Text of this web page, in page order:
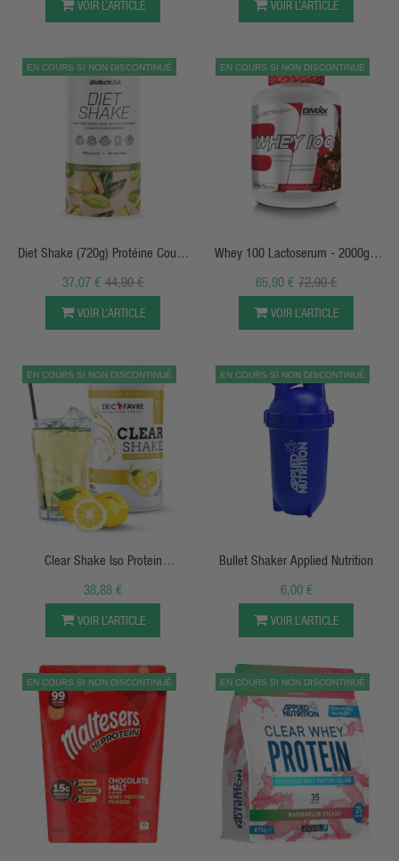
VOIR L’ARTICLE VOIR L’ARTICLE
EN COURS SI NON DISCONTINUÉ
APERÇU RAPIDE
Diet Shake (720g) Protéine Coupe
Faim - BiotechUSA
44,90 €
37,07 €
VOIR L’ARTICLE
EN COURS SI NON DISCONTINUÉ
APERÇU RAPIDE
Whey 100 Lactoserum - 2000g -
BMXX SportsNutrition
72,90 €
65,90 €
VOIR L’ARTICLE
EN COURS SI NON DISCONTINUÉ
APERÇU RAPIDE
Clear Shake Iso Protein
Lacprodan®
38,88 €
VOIR L’ARTICLE
EN COURS SI NON DISCONTINUÉ
APERÇU RAPIDE
Bullet Shaker Applied Nutrition
6,00 €
VOIR L’ARTICLE
EN COURS SI NON DISCONTINUÉ EN COURS SI NON DISCONTINUÉ
APERÇU RAPIDE